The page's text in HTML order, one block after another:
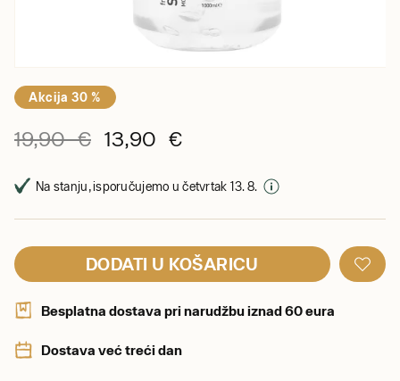
Akcija 30 %
19,90 € 13,90 €
Na stanju, isporučujemo u četvrtak 13. 8.
DODATI U KOŠARICU
Besplatna dostava pri narudžbu iznad 60 eura
Dostava već treći dan